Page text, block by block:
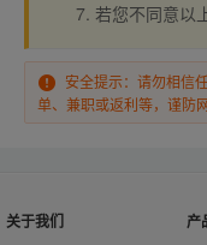
若您不同意以
安全提示：请勿相信
单、兼职或返利等，谨防
关于我们 产